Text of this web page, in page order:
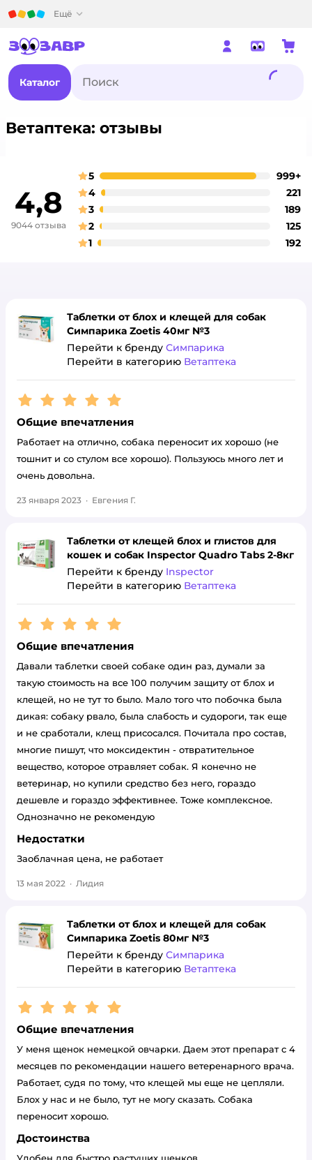
Ещё
Каталог
Ветаптека: отзывы
4,8
9044 отзыва
оценка
5 999+
оценка
4 221
оценка
3 189
оценка
2 125
оценка
1 192
Таблетки от блох и клещей для собак
Симпарика Zoetis 40мг №3
Перейти к бренду Симпарика
Перейти в категорию Ветаптека
Рейтинг:5
Общие впечатления
Работает на отлично, собака переносит их хорошо (не
тошнит и со стулом все хорошо). Пользуюсь много лет и
очень довольна.
23 января 2023 · Евгения Г.
Таблетки от клещей блох и глистов для
кошек и собак Inspector Quadro Tabs 2-8кг
Перейти к бренду Inspector
Перейти в категорию Ветаптека
Рейтинг:5
Общие впечатления
Давали таблетки своей собаке один раз, думали за
такую стоимость на все 100 получим защиту от блох и
клещей, но не тут то было. Мало того что побочка была
дикая: собаку рвало, была слабость и судороги, так еще
и не сработали, клещ присосался. Почитала про состав,
многие пишут, что моксидектин - отвратительное
вещество, которое отравляет собак. Я конечно не
ветеринар, но купили средство без него, гораздо
дешевле и гораздо эффективнее. Тоже комплексное.
Однозначно не рекомендую
Недостатки
Заоблачная цена, не работает
13 мая 2022 · Лидия
Таблетки от блох и клещей для собак
Симпарика Zoetis 80мг №3
Перейти к бренду Симпарика
Перейти в категорию Ветаптека
Рейтинг:5
Общие впечатления
У меня щенок немецкой овчарки. Даем этот препарат с 4
месяцев по рекомендации нашего ветеренарного врача.
Работает, судя по тому, что клещей мы еще не цепляли.
Блох у нас и не было, тут не могу сказать. Собака
переносит хорошо.
Достоинства